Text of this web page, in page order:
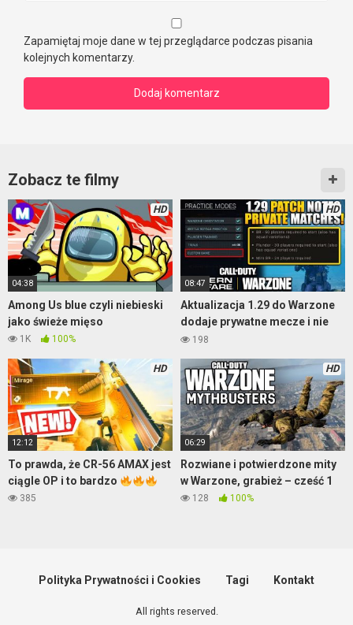
Zapamiętaj moje dane w tej przeglądarce podczas pisania
kolejnych komentarzy.
Zobacz te filmy
HD
04:38
Among Us blue czyli niebieski
jako świeże mięso
1K 100%
HD
08:47
Aktualizacja 1.29 do Warzone
dodaje prywatne mecze i nie
tylko
198
HD
12:12
To prawda, że CR-56 AMAX jest
ciągle OP i to bardzo
385
HD
06:29
Rozwiane i potwierdzone mity
w Warzone, grabież – cześć 1
128 100%
Polityka Prywatności i Cookies Tagi Kontakt
All rights reserved.